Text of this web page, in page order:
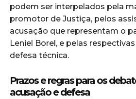
podem ser interpelados pela
promotor de Justiça, pelos
acusação que representam o
Leniel Borel, e pelas
defesa técnica.
Prazos e regras para os
acusação e defesa